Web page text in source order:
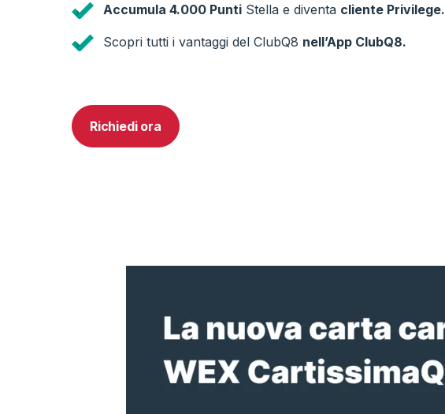
Accumula 4.000 Punti Stella e diventa cliente Privilege.
Scopri tutti i vantaggi del ClubQ8 nell’App ClubQ8.
Richiedi ora